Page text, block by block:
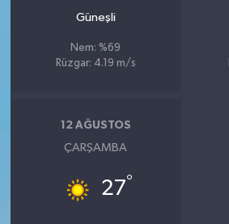
Güneşli
Nem: %69
Rüzgar: 4.19 m/s
12 AĞUSTOS
ÇARŞAMBA
27°